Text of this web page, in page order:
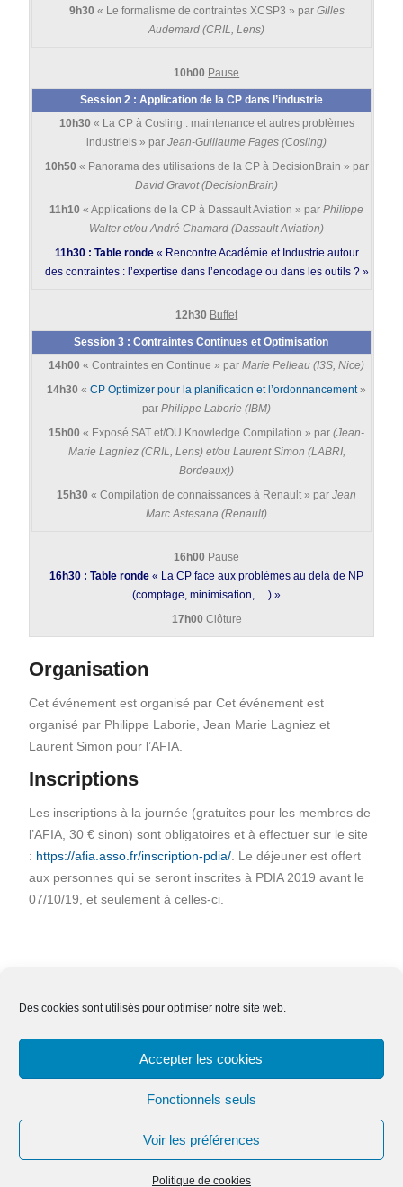
Des cookies sont utilisés pour optimiser notre site web.
Accepter les cookies
Fonctionnels seuls
Voir les préférences
Politique de cookies
9h30 « Le formalisme de contraintes XCSP3 » par Gilles
Audemard (CRIL, Lens)
10h00 Pause
Session 2 : Application de la CP dans l’industrie
10h30 « La CP à Cosling : maintenance et autres problèmes
industriels » parJean-Guillaume Fages (Cosling)
10h50 « Panorama des utilisations de la CP à DecisionBrain » par
David Gravot (DecisionBrain)
11h10 « Applications de la CP à Dassault Aviation » parPhilippe
Walter et/ou André Chamard (Dassault Aviation)
11h30 : Table ronde« Rencontre Académie et Industrie autour
des contraintes : l’expertise dans l’encodage ou dans les outils ? »
12h30 Buffet
Session 3 : Contraintes Continues et Optimisation
14h00 « Contraintes en Continue » parMarie Pelleau (I3S, Nice)
14h30 «CP Optimizer pour la planification et l’ordonnancement»
parPhilippe Laborie (IBM)
15h00 « Exposé SAT et/OU Knowledge Compilation » par(Jean-
Marie Lagniez (CRIL, Lens) et/ou Laurent Simon (LABRI,
Bordeaux))
15h30 « Compilation de connaissances à Renault » parJean
Marc Astesana (Renault)
16h00 Pause
16h30 : Table ronde « La CP face aux problèmes au delà de NP
(comptage, minimisation, …) »
17h00 Clôture
Organisation
Cet événement est organisé par Cet événement est
organisé par Philippe Laborie, Jean Marie Lagniez et
Laurent Simon pour l’AFIA.
Inscriptions
Les inscriptions à la journée (gratuites pour les membres de
l’AFIA, 30 € sinon) sont obligatoires et à effectuer sur le site
: https://afia.asso.fr/inscription-pdia/. Le déjeuner est offert
aux personnes qui se seront inscrites à PDIA 2019 avant le
07/10/19, et seulement à celles-ci.
Nous contacter Adhésion Mentions légales
Effacer ses données
Copyright © Tous droits réservés.
Education Mind par
Axle Themes